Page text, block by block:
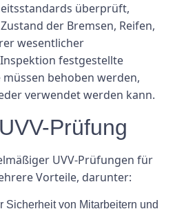
überprüft,
der Bremsen, Reifen,
wesentlicher
festgestellte
behoben werden,
verwendet werden kann.
Prüfung
UVV-Prüfungen für
Vorteile, darunter:
Sicherheit von Mitarbeitern und